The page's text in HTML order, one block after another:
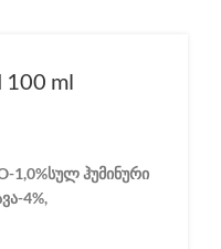
100 ml
1,0%სულ ჰუმინური
4%,